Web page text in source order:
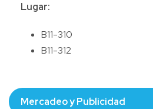
Lugar:
B11-310
B11-312
Mercadeo y Publicidad